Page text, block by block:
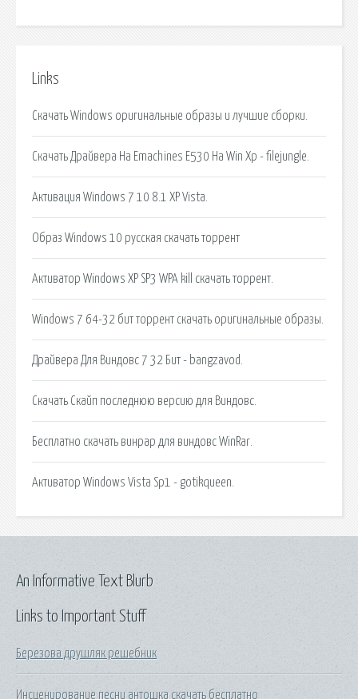
Links
Скачать Windows оригинальные образы и лучшие сборки.
Скачать Драйвера На Emachines E530 На Win Xp - filejungle.
Активация Windows 7 10 8.1 XP Vista.
Образ Windows 10 русская скачать торрент
Активатор Windows XP SP3 WPA kill скачать торрент.
Windows 7 64-32 бит торрент скачать оригинальные образы.
Драйвера Для Виндовс 7 32 Бит - bangzavod.
Скачать Скайп последнюю версию для Виндовс.
Бесплатно скачать винрар для виндовс WinRar.
Активатор Windows Vista Sp1 - gotikqueen.
Links to Important Stuff
Березова друшляк решебник
Инсценирование песни антошка скачать бесплатно
An Informative Text Blurb